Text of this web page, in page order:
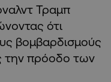
Τραμπ
ότι
βομβαρδισμούς
την πρόοδο των